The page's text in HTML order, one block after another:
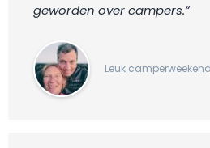
geworden over campers.“
Leuk camperweekend